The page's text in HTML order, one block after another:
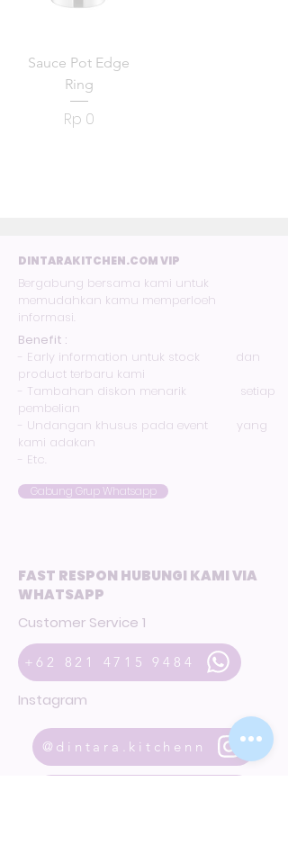
Sauce Pot Edge
Ring
Harga
Rp 0
DINTARAKITCHEN.COM VIP
Bergabung bersama kami untuk
memudahkan kamu memperloeh
informasi.
Benefit :
- Early information untuk stock dan
product terbaru kami
- Tambahan diskon menarik setiap
pembelian
- Undangan khusus pada event yang
kami adakan
- Etc.
Gabung Grup Whatsapp
FAST RESPON HUBUNGI KAMI VIA
WHATSAPP
Customer Service 1
+62 821 4715 9484
Instagram
@dintara.kitchenn